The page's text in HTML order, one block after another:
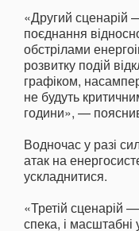
«Другий сценарій
поєднання
обстрілами
розвитку подій
графіком,
не будуть
години», —
Водночас у разі
атак на
ускладнитися.
«Третій сценарій
спека, і масштабні